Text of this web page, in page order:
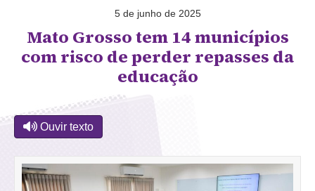
5 de junho de 2025
Mato Grosso tem 14 municípios
com risco de perder repasses da
educação
Ouvir texto